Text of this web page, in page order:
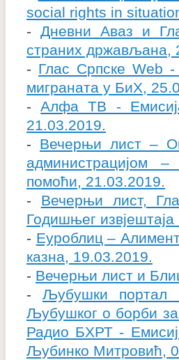
social rights in
- Дневни Aваз и
страних држављана,
- Глас Српске Web
миграната у БиХ,
-Алфа ТВ -
21.03.2019.
- Вечерњи лист –
администрацијом
помоћи, 21.03.2019.
- Вечерњи лист,
Годишњег
- Еуроблиц –
казна, 19.03.2019.
- Вечерњи лист и
- Љубушки портал
Љубушког о борби
Радио БХРТ -
Љубинко Митровић,